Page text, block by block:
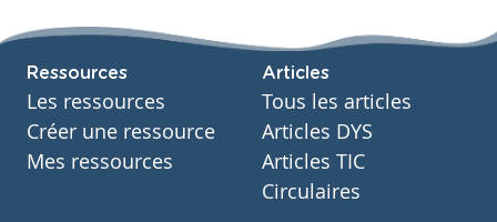
Ressources
Les ressources
Créer une ressource
Mes ressources
Articles
Tous les articles
Articles DYS
Articles TIC
Circulaires